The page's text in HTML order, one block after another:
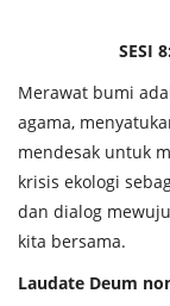
Indonesia
SESI
Merawat bumi
agama,
mendesak untuk
krisis ekologi
dan dialog
kita bersama.
Laudate Deum